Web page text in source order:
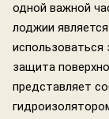
одной важной
лоджии
использоваться
защита
представляет